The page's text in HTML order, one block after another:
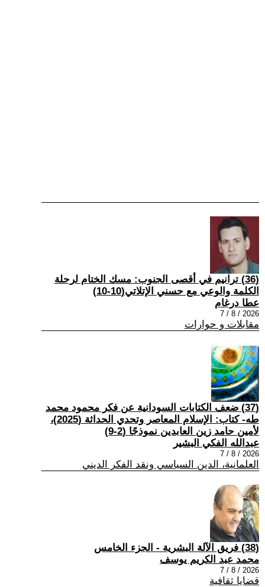
(36) ترانيم في أقصى الجنوب: مسك الختام لرحلة
الكلمة والوعي مع حسني الإتلاتي(10-10)
عطا درغام
2026 / 8 / 7
مقابلات و حوارات
(37) ضعف الكتابات السودانية عن فكر محمود محمد
طه- كتاب: الإسلام المعاصر وتحدي الحداثة (2025)،
لأمين حامد زين العابدين نموذجًا (2-9)
عبدالله الفكي البشير
2026 / 8 / 7
العلمانية، الدين السياسي ونقد الفكر الديني
(38) فريق الآلة البشرية - الجزء الخامس
محمد عبد الكريم يوسف
2026 / 8 / 7
قضايا ثقافية